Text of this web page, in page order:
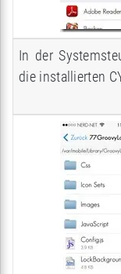
In der
die installierten